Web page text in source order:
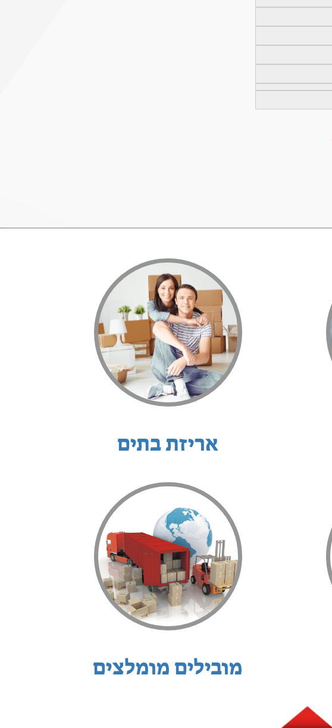
אריזת בתים
מובילים מומלצים